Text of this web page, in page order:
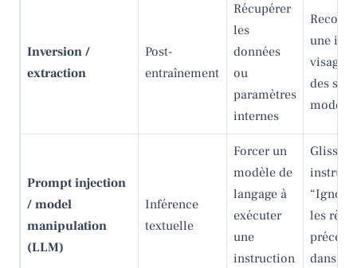
Inversion /
extraction
Post-
entraînement
Récupérer
les
données
ou
paramètres
internes
une
visage
des
modèle
Prompt injection
/ model
manipulation
(LLM)
Inférence
textuelle
Forcer un
modèle de
langage à
exécuter
une
instruction
Glisser
“Ignore
les
dans un